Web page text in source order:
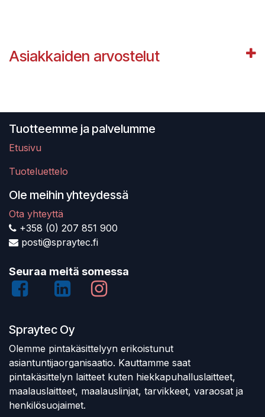
Asiakkaiden arvostelut
Tuotteemme ja palvelumme
Etusivu
Tuoteluettelo
Ole meihin yhteydessä
Ota yhteyttä
+358 (0) 207 851 900
posti@spraytec.fi
Seuraa meitä somessa
Spraytec Oy
Olemme pintakäsittelyyn erikoistunut
asiantuntijaorganisaatio. Kauttamme saat
pintakäsittelyn laitteet kuten hiekkapuhalluslaitteet,
maalauslaitteet, maalauslinjat, tarvikkeet, varaosat ja
henkilösuojaimet.